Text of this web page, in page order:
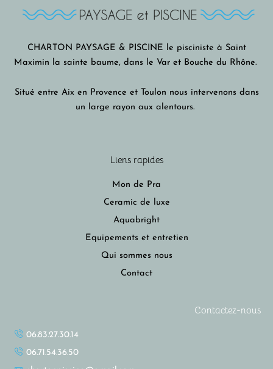
CHARTON PAYSAGE & PISCINE le pisciniste à Saint
Maximin la sainte baume, dans le Var et Bouche du Rhône.
Situé entre Aix en Provence et Toulon nous intervenons dans
un large rayon aux alentours.
Liens rapides
Mon de Pra
Ceramic de luxe
Aquabright
Equipements et entretien
Qui sommes nous
Contact
Contactez-nous
06.83.27.30.14
06.71.54.36.50